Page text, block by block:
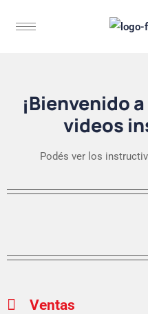
¡Bienvenido
videos
Podés ver los
Ventas